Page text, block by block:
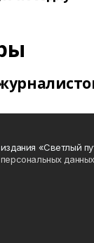
«Светлый
данных